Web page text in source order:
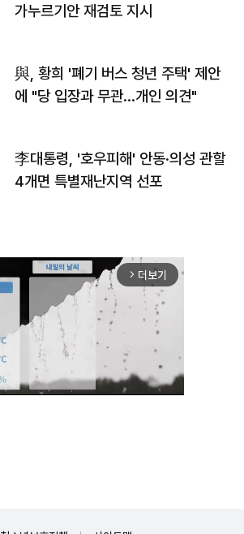
가누르기안 재검토 지시
與, 황희 '폐기 버스 청년 주택' 제안
에 "당 입장과 무관…개인 의견"
李대통령, '호우피해' 안동·의성 관할
4개면 특별재난지역 선포
arrow_forward_ios 더보기